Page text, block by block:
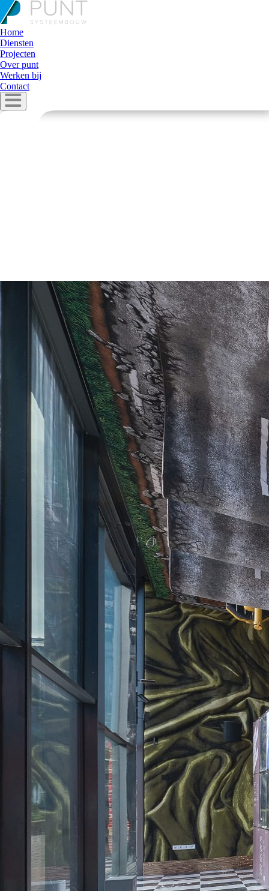
Home
Diensten
Projecten
Over punt
Werken bij
Contact